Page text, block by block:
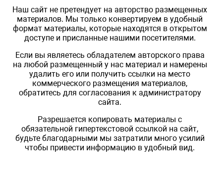
Наш сайт не претендует на авторство размещенных
материалов. Мы только конвертируем в удобный
формат материалы, которые находятся в открытом
доступе и присланные нашими посетителями.
Если вы являетесь обладателем авторского права
на любой размещенный у нас материал и намерены
удалить его или получить ссылки на место
коммерческого размещения материалов,
обратитесь для согласования к администратору
сайта.
Разрешается копировать материалы с
обязательной гипертекстовой ссылкой на сайт,
будьте благодарными мы затратили много усилий
чтобы привести информацию в удобный вид.